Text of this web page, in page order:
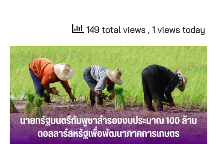
149 total views , 1 views today